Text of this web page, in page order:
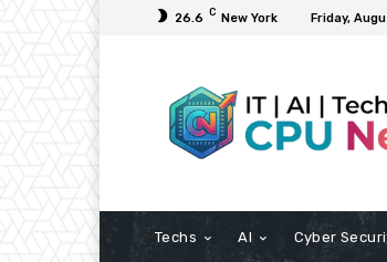
26.6 C New York Friday,
Techs AI Cyber